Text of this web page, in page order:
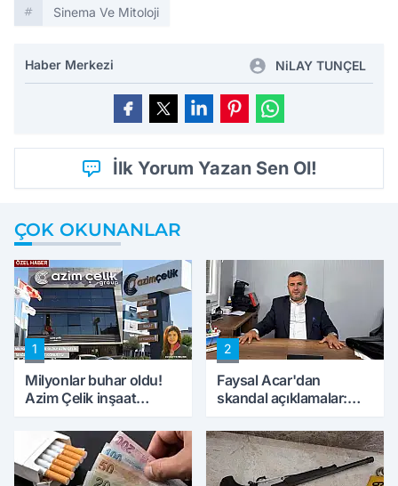
Sinema Ve Mitoloji
Haber Merkezi NiLAY TUNÇEL
İlk Yorum Yazan Sen Ol!
ÇOK OKUNANLAR
1
Milyonlar buhar oldu!
Azim Çelik inşaat
konuştu
2
Faysal Acar'dan
skandal açıklamalar:
peynircilerimizi de
kıskaca aldı, müdahale
ettik'